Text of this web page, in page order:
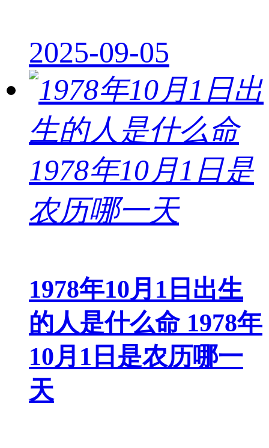
2025-09-05
1978年10月1日出生
的人是什么命 1978年
10月1日是农历哪一
天